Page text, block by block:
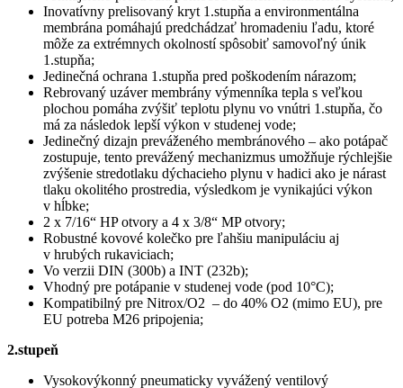
Inovatívny prelisovaný kryt 1.stupňa a environmentálna
membrána pomáhajú predchádzať hromadeniu ľadu, ktoré
môže za extrémnych okolností spôsobiť samovoľný únik
1.stupňa;
Jedinečná ochrana 1.stupňa pred poškodením nárazom;
Rebrovaný uzáver membrány výmenníka tepla s veľkou
plochou pomáha zvýšiť teplotu plynu vo vnútri 1.stupňa, čo
má za následok lepší výkon v studenej vode;
Jedinečný dizajn preváženého membránového – ako potápač
zostupuje, tento prevážený mechanizmus umožňuje rýchlejšie
zvýšenie stredotlaku dýchacieho plynu v hadici ako je nárast
tlaku okolitého prostredia, výsledkom je vynikajúci výkon
v hĺbke;
2 x 7/16“ HP otvory a 4 x 3/8“ MP otvory;
Robustné kovové kolečko pre ľahšiu manipuláciu aj
v hrubých rukaviciach;
Vo verzii DIN (300b) a INT (232b);
Vhodný pre potápanie v studenej vode (pod 10°C);
Kompatibilný pre Nitrox/O2 – do 40% O2 (mimo EU), pre
EU potreba M26 pripojenia;
2.stupeň
Vysokovýkonný pneumaticky vyvážený ventilový